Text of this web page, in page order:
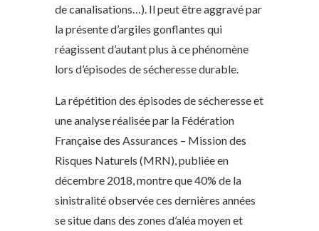
de canalisations…). Il peut être aggravé par
la présente d’argiles gonflantes qui
réagissent d’autant plus à ce phénomène
lors d’épisodes de sécheresse durable.
La répétition des épisodes de sécheresse et
une analyse réalisée par la Fédération
Française des Assurances – Mission des
Risques Naturels (MRN), publiée en
décembre 2018, montre que 40% de la
sinistralité observée ces dernières années
se situe dans des zones d’aléa moyen et